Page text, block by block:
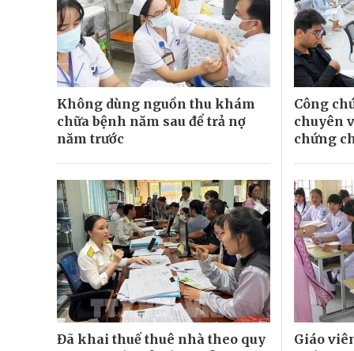
Không dùng nguồn thu khám
chữa bệnh năm sau để trả nợ
năm trước
Công
chuyên
chứng
Đã khai thuế thuê nhà theo quy
Giáo